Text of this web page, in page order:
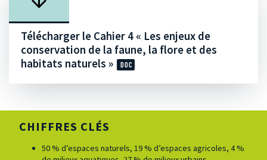
Télécharger le Cahier 4 « Les enjeux de
conservation de la faune, la flore et des
habitats naturels »
CHIFFRES CLÉS
50 % d’espaces naturels, 19 % d’espaces agricoles, 4 %